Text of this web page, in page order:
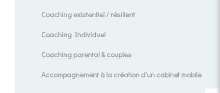
Coaching existentiel / résilient
Coaching Individuel
Coaching parental & couples
Accompagnement à la création d'un cabinet mobile